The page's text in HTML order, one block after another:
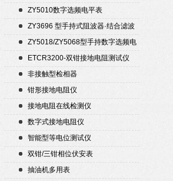
ZY5010数字选频电平表
ZY3696 型手持式阻波器·结合滤波
器自动测试仪
ZY5018/ZY5068型手持数字选频电
平表/电平振荡器
ETCR3200-双钳接地电阻测试仪
非接触型检相器
钳形接地电阻仪
接地电阻在线检测仪
数字式接地电阻仪
智能型等电位测试仪
双钳/三钳相位伏安表
抽油机多用表